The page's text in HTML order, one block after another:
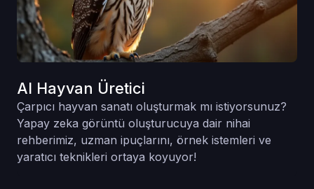
AI Hayvan Üretici
Çarpıcı hayvan sanatı oluşturmak mı istiyorsunuz?
Yapay zeka görüntü oluşturucuya dair nihai
rehberimiz, uzman ipuçlarını, örnek istemleri ve
yaratıcı teknikleri ortaya koyuyor!